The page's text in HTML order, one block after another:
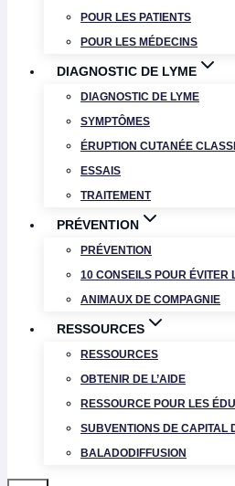
POUR LES PATIENTS
POUR LES MÉDECINS
DIAGNOSTIC DE LYME
DIAGNOSTIC DE LYME
SYMPTÔMES
ÉRUPTION CUTANÉE
ESSAIS
TRAITEMENT
PRÉVENTION
PRÉVENTION
10 CONSEILS POUR ÉVITER
ANIMAUX DE COMPAGNIE
RESSOURCES
RESSOURCES
OBTENIR DE L’AIDE
RESSOURCE POUR LES
SUBVENTIONS DE CAPITAL
BALADODIFFUSION